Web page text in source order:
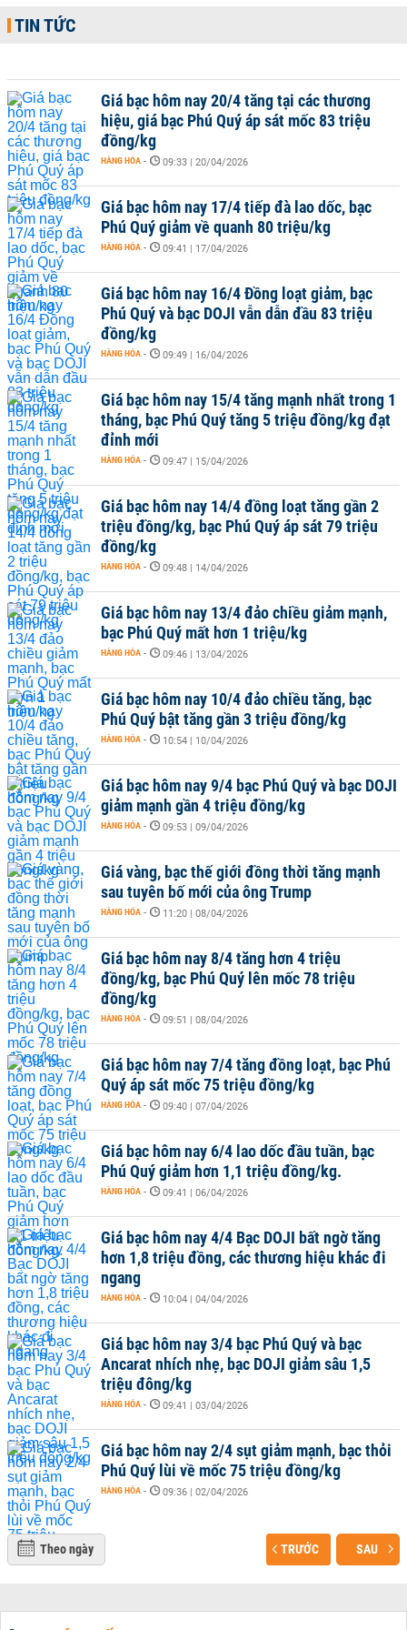
TIN TỨC
Giá bạc hôm nay 20/4 tăng tại các thương
hiệu, giá bạc Phú Quý áp sát mốc 83 triệu
đồng/kg
HÀNG HÓA - 09:33 | 20/04/2026
Giá bạc hôm nay 17/4 tiếp đà lao dốc, bạc
Phú Quý giảm về quanh 80 triệu/kg
HÀNG HÓA - 09:41 | 17/04/2026
Giá bạc hôm nay 16/4 Đồng loạt giảm, bạc
Phú Quý và bạc DOJI vẫn dẫn đầu 83 triệu
đồng/kg
HÀNG HÓA - 09:49 | 16/04/2026
Giá bạc hôm nay 15/4 tăng mạnh nhất trong 1
tháng, bạc Phú Quý tăng 5 triệu đồng/kg đạt
đỉnh mới
HÀNG HÓA - 09:47 | 15/04/2026
Giá bạc hôm nay 14/4 đồng loạt tăng gần 2
triệu đồng/kg, bạc Phú Quý áp sát 79 triệu
đồng/kg
HÀNG HÓA - 09:48 | 14/04/2026
Giá bạc hôm nay 13/4 đảo chiều giảm mạnh,
bạc Phú Quý mất hơn 1 triệu/kg
HÀNG HÓA - 09:46 | 13/04/2026
Giá bạc hôm nay 10/4 đảo chiều tăng, bạc
Phú Quý bật tăng gần 3 triệu đồng/kg
HÀNG HÓA - 10:54 | 10/04/2026
Giá bạc hôm nay 9/4 bạc Phú Quý và bạc DOJI
giảm mạnh gần 4 triệu đồng/kg
HÀNG HÓA - 09:53 | 09/04/2026
Giá vàng, bạc thế giới đồng thời tăng mạnh
sau tuyên bố mới của ông Trump
HÀNG HÓA - 11:20 | 08/04/2026
Giá bạc hôm nay 8/4 tăng hơn 4 triệu
đồng/kg, bạc Phú Quý lên mốc 78 triệu
đồng/kg
HÀNG HÓA - 09:51 | 08/04/2026
Giá bạc hôm nay 7/4 tăng đồng loạt, bạc Phú
Quý áp sát mốc 75 triệu đồng/kg
HÀNG HÓA - 09:40 | 07/04/2026
Giá bạc hôm nay 6/4 lao dốc đầu tuần, bạc
Phú Quý giảm hơn 1,1 triệu đồng/kg.
HÀNG HÓA - 09:41 | 06/04/2026
Giá bạc hôm nay 4/4 Bạc DOJI bất ngờ tăng
hơn 1,8 triệu đồng, các thương hiệu khác đi
ngang
HÀNG HÓA - 10:04 | 04/04/2026
Giá bạc hôm nay 3/4 bạc Phú Quý và bạc
Ancarat nhích nhẹ, bạc DOJI giảm sâu 1,5
triệu đông/kg
HÀNG HÓA - 09:41 | 03/04/2026
Giá bạc hôm nay 2/4 sụt giảm mạnh, bạc thỏi
Phú Quý lùi về mốc 75 triệu đồng/kg
HÀNG HÓA - 09:36 | 02/04/2026
Theo ngày TRƯỚC SAU